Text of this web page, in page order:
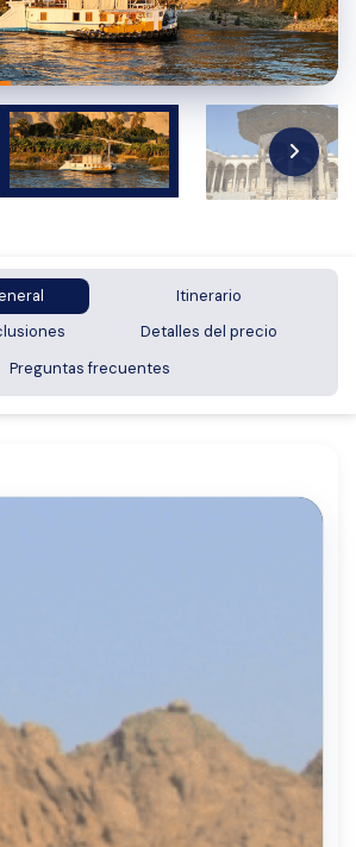
Itinerario
Detalles del precio
Preguntas frecuentes